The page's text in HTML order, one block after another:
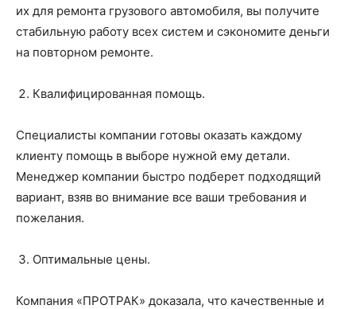
их для ремонта грузового автомобиля, вы получите
стабильную работу всех систем и сэкономите деньги
на повторном ремонте.
Квалифицированная помощь.
Специалисты компании готовы оказать каждому
клиенту помощь в выборе нужной ему детали.
Менеджер компании быстро подберет подходящий
вариант, взяв во внимание все ваши требования и
пожелания.
Оптимальные цены.
Компания «ПРОТРАК» доказала, что качественные и